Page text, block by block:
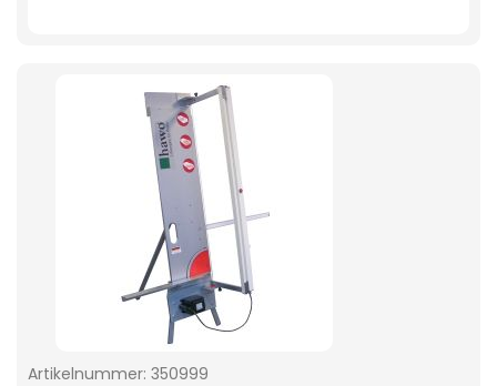
Artikelnummer: 350999